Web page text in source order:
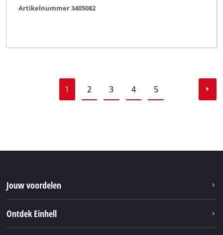
Artikelnummer 3405082
1 2 3 4 5
Jouw voordelen
Ontdek Einhell